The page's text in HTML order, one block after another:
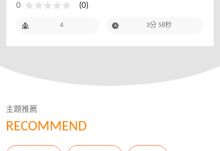
0 (0)
4 3分 58秒
RECOMMEND
主題推薦